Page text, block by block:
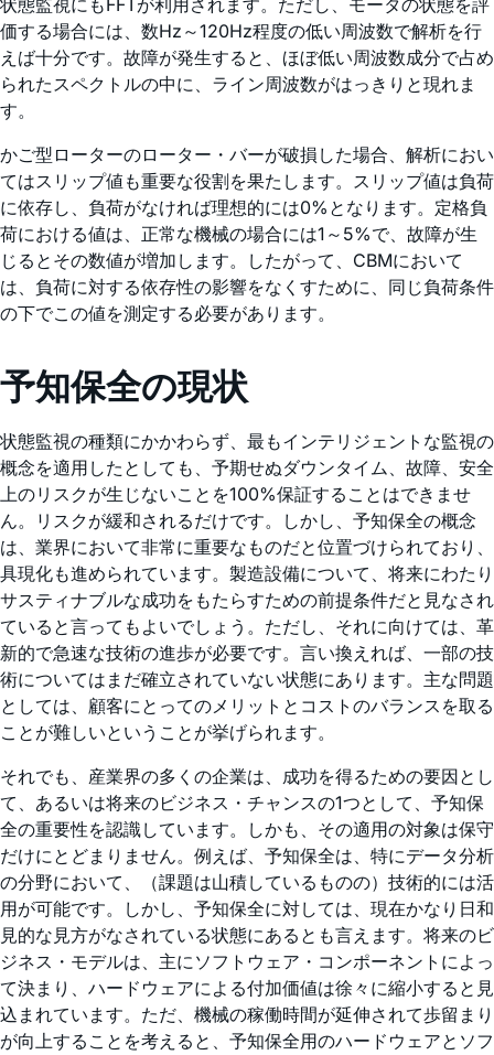
状態監視にもFFTが利用されます。ただし、モータの状態を評
価する場合には、数Hz～120Hz程度の低い周波数で解析を行
えば十分です。故障が発生すると、ほぼ低い周波数成分で占め
られたスペクトルの中に、ライン周波数がはっきりと現れま
す。
かご型ローターのローター・バーが破損した場合、解析におい
てはスリップ値も重要な役割を果たします。スリップ値は負荷
に依存し、負荷がなければ理想的には0%となります。定格負
荷における値は、正常な機械の場合には1～5%で、故障が生
じるとその数値が増加します。したがって、CBMにおいて
は、負荷に対する依存性の影響をなくすために、同じ負荷条件
の下でこの値を測定する必要があります。
予知保全の現状
状態監視の種類にかかわらず、最もインテリジェントな監視の
概念を適用したとしても、予期せぬダウンタイム、故障、安全
上のリスクが生じないことを100%保証することはできませ
ん。リスクが緩和されるだけです。しかし、予知保全の概念
は、業界において非常に重要なものだと位置づけられており、
具現化も進められています。製造設備について、将来にわたり
サスティナブルな成功をもたらすための前提条件だと見なされ
ていると言ってもよいでしょう。ただし、それに向けては、革
新的で急速な技術の進歩が必要です。言い換えれば、一部の技
術についてはまだ確立されていない状態にあります。主な問題
としては、顧客にとってのメリットとコストのバランスを取る
ことが難しいということが挙げられます。
それでも、産業界の多くの企業は、成功を得るための要因とし
て、あるいは将来のビジネス・チャンスの1つとして、予知保
全の重要性を認識しています。しかも、その適用の対象は保守
だけにとどまりません。例えば、予知保全は、特にデータ分析
の分野において、（課題は山積しているものの）技術的には活
用が可能です。しかし、予知保全に対しては、現在かなり日和
見的な見方がなされている状態にあるとも言えます。将来のビ
ジネス・モデルは、主にソフトウェア・コンポーネントによっ
て決まり、ハードウェアによる付加価値は徐々に縮小すると見
込まれています。ただ、機械の稼働時間が延伸されて歩留まり
が向上することを考えると、予知保全用のハードウェアとソフ